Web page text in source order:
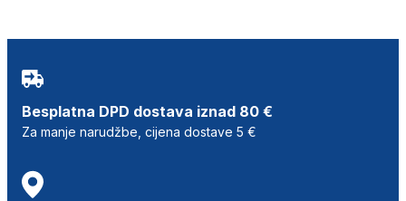
Besplatna DPD dostava iznad 80 €
Za manje narudžbe, cijena dostave 5 €